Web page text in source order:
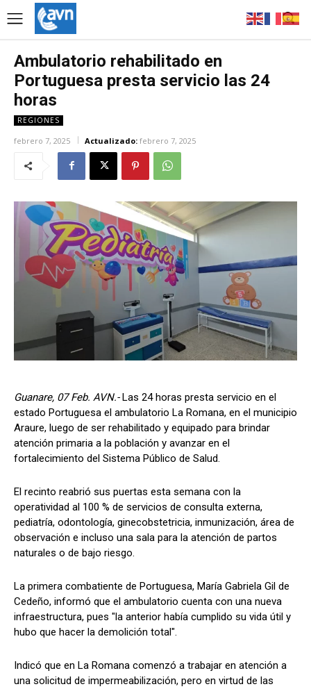
Ambulatorio rehabilitado en
Portuguesa presta servicio las 24
horas
REGIONES
febrero 7, 2025 Actualizado: febrero 7, 2025
Guanare, 07 Feb. AVN.- Las 24 horas presta servicio en el
estado Portuguesa el ambulatorio La Romana, en el municipio
Araure, luego de ser rehabilitado y equipado para brindar
atención primaria a la población y avanzar en el
fortalecimiento del Sistema Público de Salud.
El recinto reabrió sus puertas esta semana con la
operatividad al 100 % de servicios de consulta externa,
pediatría, odontología, ginecobstetricia, inmunización, área de
observación e incluso una sala para la atención de partos
naturales o de bajo riesgo.
La primera combatiente de Portuguesa, María Gabriela Gil de
Cedeño, informó que el ambulatorio cuenta con una nueva
infraestructura, pues "la anterior había cumplido su vida útil y
hubo que hacer la demolición total".
Indicó que en La Romana comenzó a trabajar en atención a
una solicitud de impermeabilización, pero en virtud de las